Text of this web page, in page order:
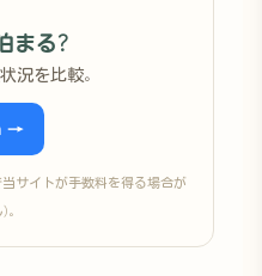
まる?
況を比較。
→
サイトが手数料を得る場合が